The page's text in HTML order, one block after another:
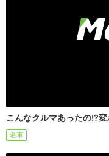
こんなクルマあったの!?
名車